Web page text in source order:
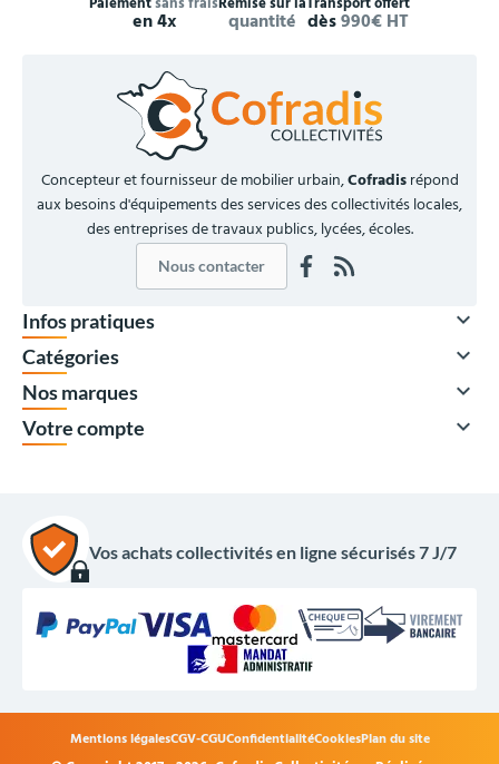
380,00 €HT
Coloris guirlande :
en 4x quantité dès990€ HT
Concepteur et fournisseur de mobilier urbain,Cofradisrépond
aux besoins d'équipements des services des collectivités locales,
des entreprises de travaux publics, lycées, écoles.
Nous contacter
Infos pratiques 
Catégories 
Nos marques 
Votre compte 
Vos achats collectivités en ligne sécurisés 7 J/7
Mentions légalesCGV-CGUConfidentialitéCookiesPlan du site